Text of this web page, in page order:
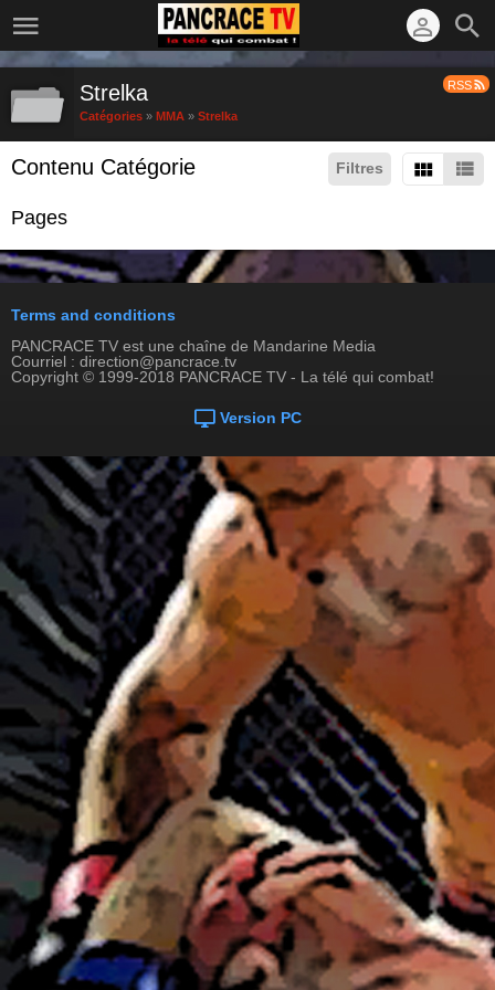
RSS
Strelka
Catégories » MMA » Strelka
Filtres
Contenu Catégorie
Pages
Terms and conditions
PANCRACE TV est une chaîne de Mandarine Media
Courriel : direction@pancrace.tv
Copyright © 1999-2018 PANCRACE TV - La télé qui combat!
Version PC